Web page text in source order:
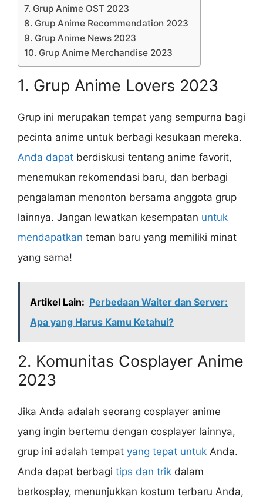
7. Grup Anime OST 2023
8. Grup Anime Recommendation 2023
9. Grup Anime News 2023
10. Grup Anime Merchandise 2023
1. Grup Anime Lovers 2023
Grup ini merupakan tempat yang sempurna bagi
pecinta anime untuk berbagi kesukaan mereka.
Anda dapat berdiskusi tentang anime favorit,
menemukan rekomendasi baru, dan berbagi
pengalaman menonton bersama anggota grup
lainnya. Jangan lewatkan kesempatan untuk
mendapatkan teman baru yang memiliki minat
yang sama!
Artikel Lain: Perbedaan Waiter dan Server:
Apa yang Harus Kamu Ketahui?
2. Komunitas Cosplayer Anime
2023
Jika Anda adalah seorang cosplayer anime
yang ingin bertemu dengan cosplayer lainnya,
grup ini adalah tempat yang tepat untuk Anda.
Anda dapat berbagi tips dan trik dalam
berkosplay, menunjukkan kostum terbaru Anda,